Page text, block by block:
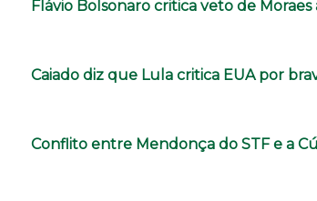
Flávio Bolsonaro critica veto de Moraes
Caiado diz que Lula critica EUA por
Conflito entre Mendonça do STF e a